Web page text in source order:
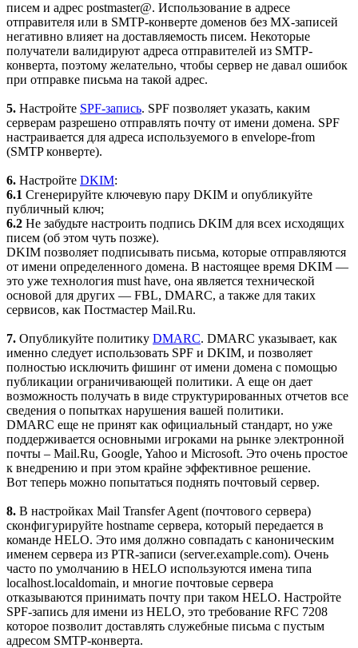
писем и адрес postmaster@. Использование в адресе
отправителя или в SMTP-конверте доменов без MX-записей
негативно влияет на доставляемость писем. Некоторые
получатели валидируют адреса отправителей из SMTP-
конверта, поэтому желательно, чтобы сервер не давал ошибок
при отправке письма на такой адрес.
5. Настройте SPF-запись. SPF позволяет указать, каким
серверам разрешено отправлять почту от имени домена. SPF
настраивается для адреса используемого в envelope-from
(SMTP конверте).
6. Настройте DKIM:
6.1 Сгенерируйте ключевую пару DKIM и опубликуйте
публичный ключ;
6.2 Не забудьте настроить подпись DKIM для всех исходящих
писем (об этом чуть позже).
DKIM позволяет подписывать письма, которые отправляются
от имени определенного домена. В настоящее время DKIM —
это уже технология must have, она является технической
основой для других — FBL, DMARC, а также для таких
сервисов, как Постмастер Mail.Ru.
7. Опубликуйте политику DMARC. DMARC указывает, как
именно следует использовать SPF и DKIM, и позволяет
полностью исключить фишинг от имени домена с помощью
публикации ограничивающей политики. А еще он дает
возможность получать в виде структурированных отчетов все
сведения о попытках нарушения вашей политики.
DMARC еще не принят как официальный стандарт, но уже
поддерживается основными игроками на рынке электронной
почты – Mail.Ru, Google, Yahoo и Microsoft. Это очень простое
к внедрению и при этом крайне эффективное решение.
Вот теперь можно попытаться поднять почтовый сервер.
8. В настройках Mail Transfer Agent (почтового сервера)
сконфигурируйте hostname сервера, который передается в
команде HELO. Это имя должно совпадать с каноническим
именем сервера из PTR-записи (server.example.com). Очень
часто по умолчанию в HELO используются имена типа
localhost.localdomain, и многие почтовые сервера
отказываются принимать почту при таком HELO. Настройте
SPF-запись для имени из HELO, это требование RFC 7208
которое позволит доставлять служебные письма с пустым
адресом SMTP-конверта.